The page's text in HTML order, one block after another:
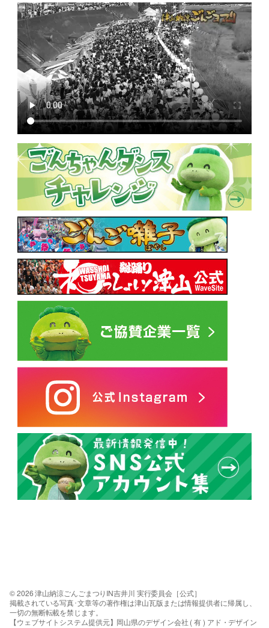
© 2026 津山納涼ごんごまつりIN吉井川 実行委員会［公式］
掲載されている写真･文章等の著作権は津山瓦版または情報提供者に帰属し、
一切の無断転載を禁じます。
【ウェブサイトシステム提供元】岡山県のデザイン会社 ( 有 ) アド・デザイン